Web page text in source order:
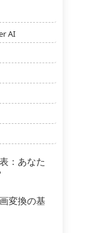
AI
：あなた
変換の基